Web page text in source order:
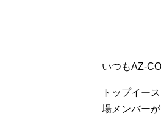
いつもAZ-
トップイー
場メンバー